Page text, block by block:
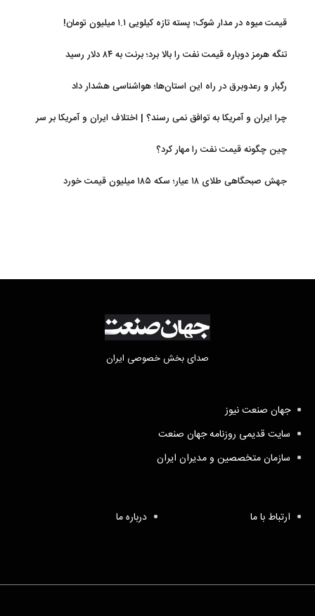
قیمت میوه در مدار شوک؛ پسته تازه کیلویی ۱.۱ میلیون تومان!
تنگه هرمز دوباره قیمت نفت را بالا برد؛ برنت به ۸۴ دلار رسید
رگبار و رعدوبرق در راه این استان‌ها؛ هواشناسی هشدار داد
چرا ایران و آمریکا به توافق نمی رسند؟ | اختلاف ایران و آمریکا بر سر
چین چگونه قیمت نفت را مهار کرد؟
جهش صبحگاهی طلای ۱۸ عیار؛ سکه ۱۸۵ میلیون قیمت خورد
صدای بخش خصوصی ایران
جهان صنعت نیوز
سایت قدیمی روزنامه جهان صنعت
سازمان متخصصین و مدیران ایران
ارتباط با ما درباره ما